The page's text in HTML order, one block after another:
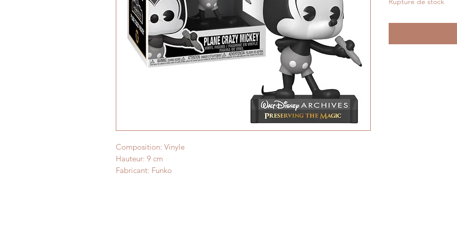
Composition: Vinyle
Hauteur: 9 cm
Fabricant: Funko